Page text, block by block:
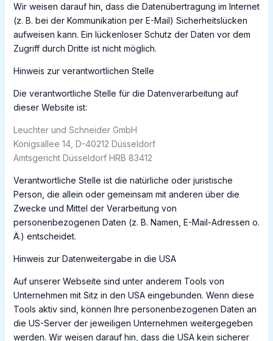
Wir weisen darauf hin, dass die Datenübertragung im Internet
(z. B. bei der Kommunikation per E-Mail) Sicherheitslücken
aufweisen kann. Ein lückenloser Schutz der Daten vor dem
Zugriff durch Dritte ist nicht möglich.
Hinweis zur verantwortlichen Stelle
Die verantwortliche Stelle für die Datenverarbeitung auf
dieser Website ist:
Leuchter und Schneider GmbH
Königsallee 14, D-40212 Düsseldorf
Amtsgericht Düsseldorf HRB 83412
Verantwortliche Stelle ist die natürliche oder juristische
Person, die allein oder gemeinsam mit anderen über die
Zwecke und Mittel der Verarbeitung von
personenbezogenen Daten (z. B. Namen, E-Mail-Adressen o.
Ä.) entscheidet.
Hinweis zur Datenweitergabe in die USA
Auf unserer Webseite sind unter anderem Tools von
Unternehmen mit Sitz in den USA eingebunden. Wenn diese
Tools aktiv sind, können Ihre personenbezogenen Daten an
die US-Server der jeweiligen Unternehmen weitergegeben
werden. Wir weisen darauf hin, dass die USA kein sicherer